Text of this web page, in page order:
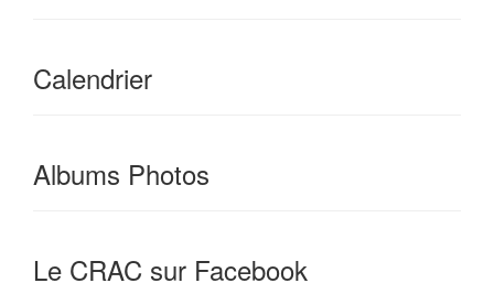
Calendrier
Albums Photos
Le CRAC sur Facebook